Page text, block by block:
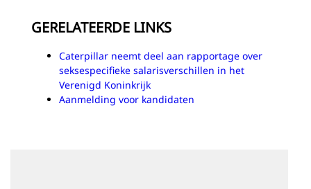
GERELATEERDE LINKS
Caterpillar neemt deel aan rapportage over
seksespecifieke salarisverschillen in het
Verenigd Koninkrijk
Aanmelding voor kandidaten